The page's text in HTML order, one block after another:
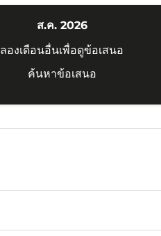
ส.ค. 2026
ลองเดือนอื่นเพื่อดูข้อเสนอ
ค้นหาข้อเสนอ